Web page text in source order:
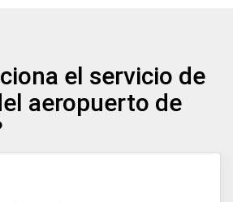
el servicio de
aeropuerto de